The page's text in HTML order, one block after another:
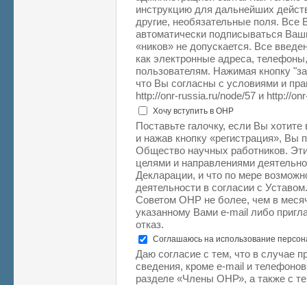
инструкцию для дальнейших
другие, необязательные поля.
автоматически подписываться
«ников» не допускается. Все
как электронные адреса,
пользователям. Нажимая кнопку
что Вы согласны с условиями и
http://onr-russia.ru/node/57 и http://
Хочу вступить в ОНР
Поставьте галочку, если Вы
и нажав кнопку «регистрация», Вы
Общество научных работников.
целями и направлениями
Декларации, и что по мере
деятельности в согласии с
Советом ОНР не более, чем в
указанному Вами e-mail либо
отказ.
Соглашаюсь на использование
Даю согласие с тем, что в случае
сведения, кроме e-mail и
разделе «Члены ОНР», а также с